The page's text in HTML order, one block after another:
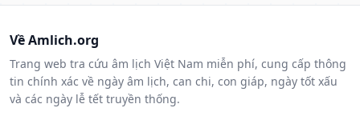
Về Amlich.org
Trang web tra cứu âm lịch Việt Nam miễn phí, cung cấp thông
tin chính xác về ngày âm lịch, can chi, con giáp, ngày tốt xấu
và các ngày lễ tết truyền thống.